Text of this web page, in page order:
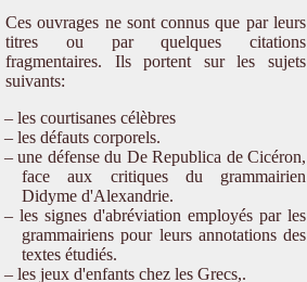
Ces ouvrages ne sont connus que par leurs
titres ou par quelques citations
fragmentaires. Ils portent sur les sujets
suivants:
les courtisanes célèbres
les défauts corporels.
une défense du De Republica de Cicéron,
face aux critiques du grammairien
Didyme d'Alexandrie.
les signes d'abréviation employés par les
grammairiens pour leurs annotations des
textes étudiés.
les jeux d'enfants chez les Grecs,.